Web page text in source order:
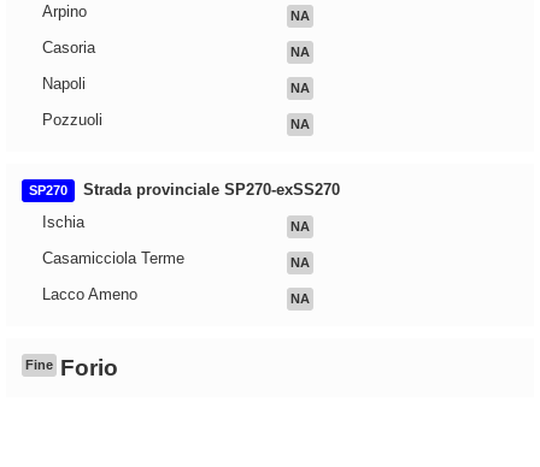
Arpino
NA
Casoria NA
Napoli NA
Pozzuoli NA
SP270
Strada provinciale SP270-exSS270
Ischia
NA
Casamicciola Terme NA
Lacco Ameno NA
Fine Forio